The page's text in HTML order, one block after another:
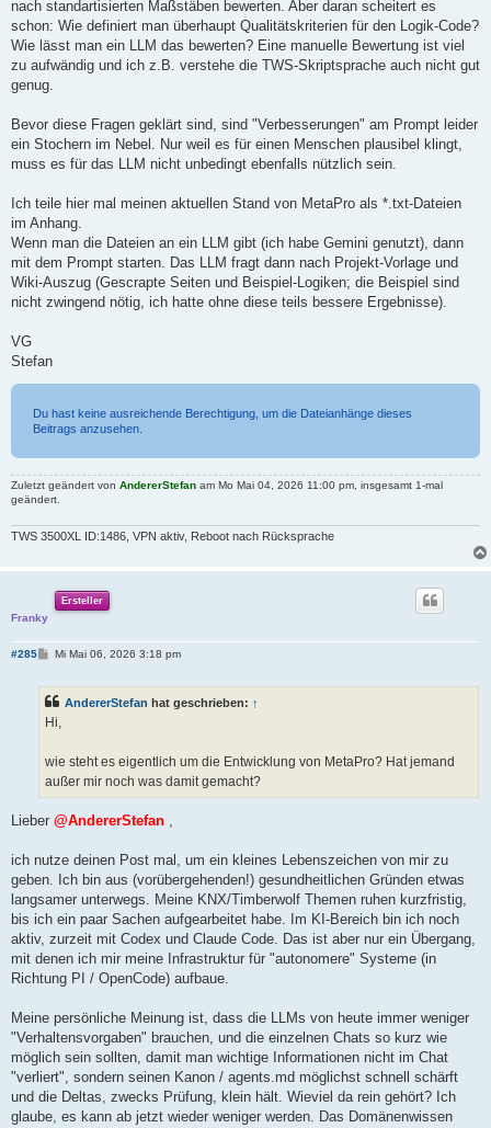
nach standartisierten Maßstäben bewerten. Aber daran scheitert es
schon: Wie definiert man überhaupt Qualitätskriterien für den Logik-Code?
Wie lässt man ein LLM das bewerten? Eine manuelle Bewertung ist viel
zu aufwändig und ich z.B. verstehe die TWS-Skriptsprache auch nicht gut
genug.
Bevor diese Fragen geklärt sind, sind "Verbesserungen" am Prompt leider
ein Stochern im Nebel. Nur weil es für einen Menschen plausibel klingt,
muss es für das LLM nicht unbedingt ebenfalls nützlich sein.
Ich teile hier mal meinen aktuellen Stand von MetaPro als *.txt-Dateien
im Anhang.
Wenn man die Dateien an ein LLM gibt (ich habe Gemini genutzt), dann
mit dem Prompt starten. Das LLM fragt dann nach Projekt-Vorlage und
Wiki-Auszug (Gescrapte Seiten und Beispiel-Logiken; die Beispiel sind
nicht zwingend nötig, ich hatte ohne diese teils bessere Ergebnisse).
VG
Stefan
Du hast keine ausreichende Berechtigung, um die Dateianhänge dieses
Beitrags anzusehen.
Zuletzt geändert von AndererStefan am Mo Mai 04, 2026 11:00 pm, insgesamt 1-mal
geändert.
TWS 3500XL ID:1486, VPN aktiv, Reboot nach Rücksprache
Ersteller
Franky
#285
B
r
a
Mi Mai 06, 2026 3:18 pm
AndererStefan hat geschrieben: ↑
Hi,
wie steht es eigentlich um die Entwicklung von MetaPro? Hat jemand
außer mir noch was damit gemacht?
Lieber @AndererStefan ,
ich nutze deinen Post mal, um ein kleines Lebenszeichen von mir zu
geben. Ich bin aus (vorübergehenden!) gesundheitlichen Gründen etwas
langsamer unterwegs. Meine KNX/Timberwolf Themen ruhen kurzfristig,
bis ich ein paar Sachen aufgearbeitet habe. Im KI-Bereich bin ich noch
aktiv, zurzeit mit Codex und Claude Code. Das ist aber nur ein Übergang,
mit denen ich mir meine Infrastruktur für "autonomere" Systeme (in
Richtung PI / OpenCode) aufbaue.
Meine persönliche Meinung ist, dass die LLMs von heute immer weniger
"Verhaltensvorgaben" brauchen, und die einzelnen Chats so kurz wie
möglich sein sollten, damit man wichtige Informationen nicht im Chat
"verliert", sondern seinen Kanon / agents.md möglichst schnell schärft
und die Deltas, zwecks Prüfung, klein hält. Wieviel da rein gehört? Ich
glaube, es kann ab jetzt wieder weniger werden. Das Domänenwissen